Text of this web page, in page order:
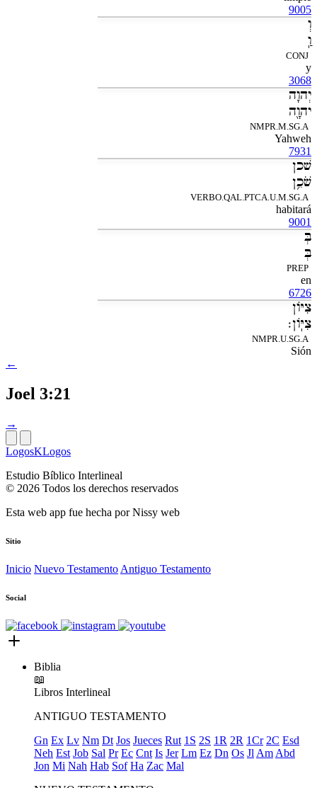
9005
וְ
וַֽ
CONJ
y
3068
יְהוָה
יהוָ֖ה
NMPR.M.SG.A
Yahweh
7931
שׁכן
שֹׁכֵ֥ן
VERBO.QAL.PTCA.U.M.SG.A
habitará
9001
בְּ
בְּ
PREP
en
6726
צִיֹּון
צִיֹּֽון׃
NMPR.U.SG.A
Sión
←
Joel 3:21
→
LogosKLogos
Estudio Bíblico Interlineal
© 2026 Todos los derechos reservados
Esta web app fue hecha porNissy web
Sitio
Inicio Nuevo Testamento Antiguo Testamento
Social
Biblia
📖
Libros Interlineal
ANTIGUO TESTAMENTO
Gn Ex Lv Nm Dt Jos Jueces Rut 1S 2S 1R 2R 1Cr 2C Esd
Neh Est Job Sal Pr Ec Cnt Is Jer Lm Ez Dn Os Jl Am Abd
Jon Mi Nah Hab Sof Ha Zac Mal